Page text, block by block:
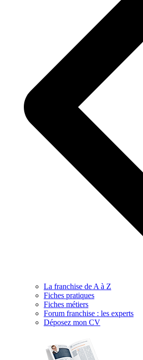
La franchise de A à Z
Fiches pratiques
Fiches métiers
Forum franchise : les experts
Déposez mon CV